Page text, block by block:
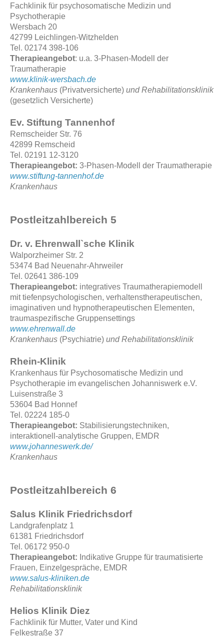
Fachklinik für psychosomatische Medizin und
Psychotherapie
Wersbach 20
42799 Leichlingen-Witzhelden
Tel. 02174 398-106
Therapieangebot: u.a. 3-Phasen-Modell der
Traumatherapie
www.klinik-wersbach.de
Krankenhaus (Privatversicherte) und Rehabilitationsklinik
(gesetzlich Versicherte)
Ev. Stiftung Tannenhof
Remscheider Str. 76
42899 Remscheid
Tel. 02191 12-3120
Therapieangebot: 3-Phasen-Modell der Traumatherapie
www.stiftung-tannenhof.de
Krankenhaus
Postleitzahlbereich 5
Dr. v. Ehrenwall`sche Klinik
Walporzheimer Str. 2
53474 Bad Neuenahr-Ahrweiler
Tel. 02641 386-109
Therapieangebot: integratives Traumatherapiemodell
mit tiefenpsychologischen, verhaltenstherapeutischen,
imaginativen und hypnotherapeutischen Elementen,
traumaspezifische Gruppensettings
www.ehrenwall.de
Krankenhaus (Psychiatrie) und Rehabilitationsklinik
Rhein-Klinik
Krankenhaus für Psychosomatische Medizin und
Psychotherapie im evangelischen Johanniswerk e.V.
Luisenstraße 3
53604 Bad Honnef
Tel. 02224 185-0
Therapieangebot: Stabilisierungstechniken,
interaktionell-analytische Gruppen, EMDR
www.johanneswerk.de/
Krankenhaus
Postleitzahlbereich 6
Salus Klinik Friedrichsdorf
Landgrafenplatz 1
61381 Friedrichsdorf
Tel. 06172 950-0
Therapieangebot: Indikative Gruppe für traumatisierte
Frauen, Einzelgespräche, EMDR
www.salus-kliniken.de
Rehabilitationsklinik
Helios Klinik Diez
Fachklinik für Mutter, Vater und Kind
Felkestraße 37